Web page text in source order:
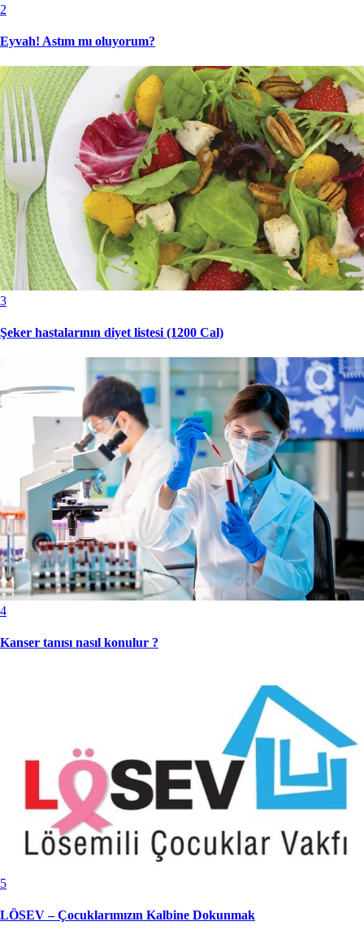
2
Eyvah! Astım mı oluyorum?
3
Şeker hastalarının diyet listesi (1200 Cal)
4
Kanser tanısı nasıl konulur ?
5
LÖSEV – Çocuklarımızın Kalbine Dokunmak